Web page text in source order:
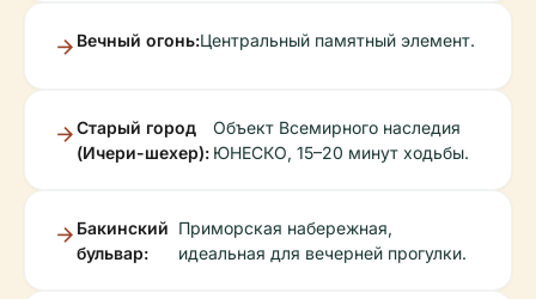
Вечный огонь:Центральный памятный элемент.
Старый город
(Ичери-шехер):
Объект Всемирного наследия
ЮНЕСКО, 15–20 минут ходьбы.
Бакинский
бульвар:
Приморская набережная,
идеальная для вечерней прогулки.